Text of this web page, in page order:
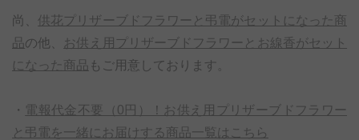
尚、 供花プリザーブドフラワーと弔電がセットになった商
品の他、 お供え用プリザーブドフラワーとお線香がセット
になった商品 もご用意しております。
・ 電報代金不要（0円）！お供え用プリザーブドフラワー
と弔電を一緒にお届けする商品一覧はこちら